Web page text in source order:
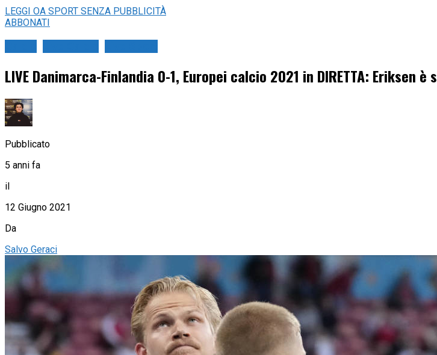
LEGGI OA SPORT SENZA PUBBLICITÀ
ABBONATI
LIVE Danimarca-Finlandia 0-1, Europei calcio 2021 in DIRETTA:
Pubblicato
5 anni fa
il
12 Giugno 2021
Da
Salvo Geraci